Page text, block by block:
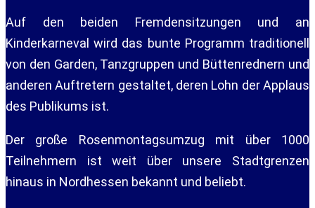
Auf den beiden Fremdensitzungen und an
Kinderkarneval wird das bunte Programm traditionell
von den Garden, Tanzgruppen und Büttenrednern und
anderen Auftretern gestaltet, deren Lohn der Applaus
des Publikums ist.
Der große Rosenmontagsumzug mit über 1000
Teilnehmern ist weit über unsere Stadtgrenzen
hinaus in Nordhessen bekannt und beliebt.